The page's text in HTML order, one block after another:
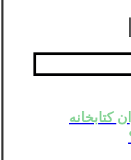
کتابخانه